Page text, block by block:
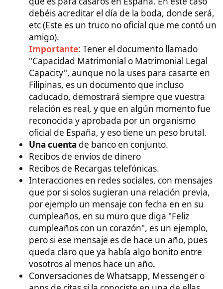
5. El trámite: BLS International​
España externalizó la recogida de documentos. No
se va al consulado directamente, se va a las oficinas
BLS Spainen Manila.
En el siguiente mensaje, es decir la respuesta
a esta publicación, explicoquienes son BLSy que
pintan en todo esto
Cita previa:Se pide en la web oficial de BLS
Spain Philippines.
Las solicitudes de visado se presentarán en las
nuevas oficinas de BLS, cuya dirección es:
EnMANILA: 7th Floor (Dela Rosa Facing), 6780
Ayala Avenue Building, 6780 Ayala Avenue,
Makati City, 1226, Manila, Philippines
EnCEBU: Unit 707, Ayala Life FGU Center,
Mindanao Avenue, corner Biliran Road, Cebu
Business Park, Cebu City, 6000, Philippines
Nuevo número de contacto (móvil) para Manila
y Cebú:(+63) 917 152 7196